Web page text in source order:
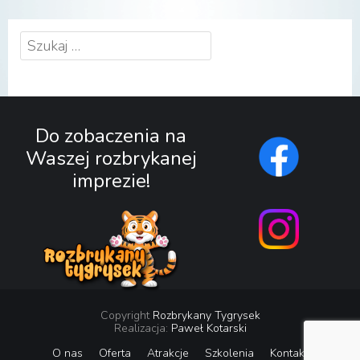
Szukaj:
Do zobaczenia na
Waszej rozbrykanej
imprezie!
Copyright Rozbrykany Tygrysek
Realizacja: Paweł Kotarski
O nas
Oferta Atrakcje Szkolenia Kontakt